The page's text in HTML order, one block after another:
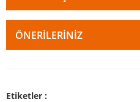
ÖNERILERINIZ
Etiketler :